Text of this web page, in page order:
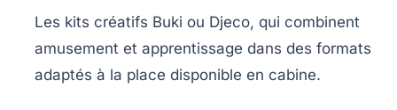
Les kits créatifs Buki ou Djeco, qui combinent
amusement et apprentissage dans des formats
adaptés à la place disponible en cabine.